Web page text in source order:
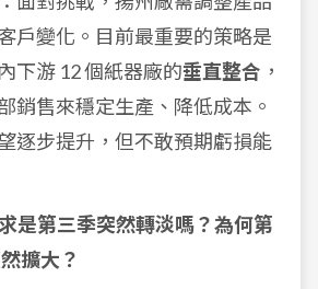
戶變化。目前最重要的策略是
下游 12 個紙器廠的垂直整合 ，
銷售來穩定生產、降低成本。
逐步提升，但不敢預期虧損能
是第三季突然轉淡嗎？為何第
擴大？